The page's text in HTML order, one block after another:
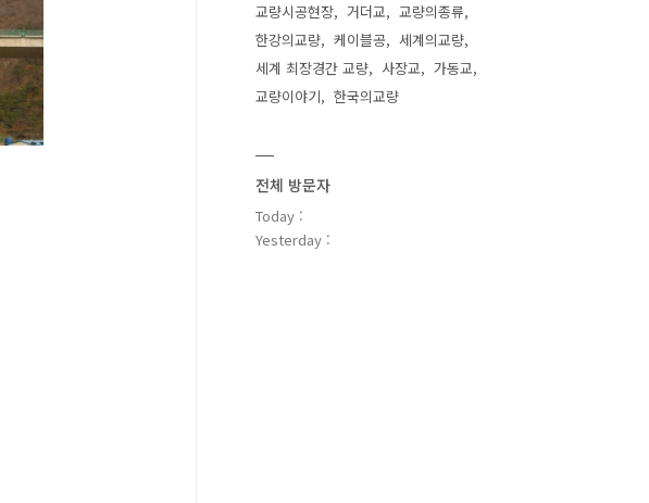
교량시공현장
거더교
교량의종류
한강의교량
케이블공
세계의교량
세계 최장경간 교량
사장교
가동교
교량이야기
한국의교량
전체 방문자
Today :
Yesterday :